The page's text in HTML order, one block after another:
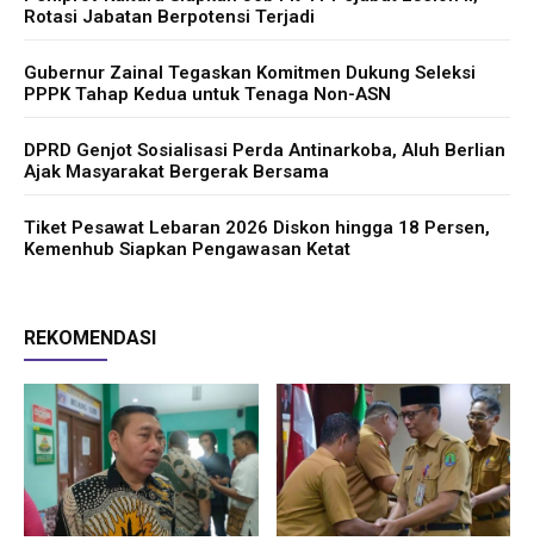
Rotasi Jabatan Berpotensi Terjadi
Gubernur Zainal Tegaskan Komitmen Dukung Seleksi
PPPK Tahap Kedua untuk Tenaga Non-ASN
DPRD Genjot Sosialisasi Perda Antinarkoba, Aluh Berlian
Ajak Masyarakat Bergerak Bersama
Tiket Pesawat Lebaran 2026 Diskon hingga 18 Persen,
Kemenhub Siapkan Pengawasan Ketat
REKOMENDASI